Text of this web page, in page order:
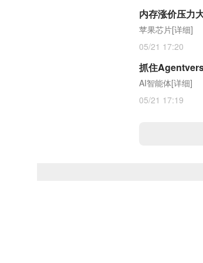
内存涨价压力
苹果芯片[详细]
05/21 17:20
抓住
AI智能体[详细]
05/21 17:19